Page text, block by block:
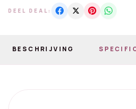
DEEL DEAL:
BESCHRIJVING